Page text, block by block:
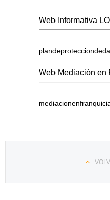
Web Informativa
Web Mediación en